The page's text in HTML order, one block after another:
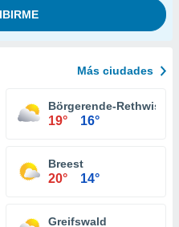
Más ciudades
Börgerende-Rethwisch
19° 16°
Breest
20° 14°
Greifswald